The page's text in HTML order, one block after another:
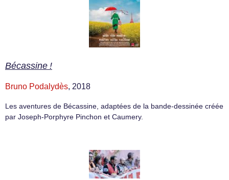
Bécassine !
Bruno Podalydès, 2018
Les aventures de Bécassine, adaptées de la bande-dessinée créée
par Joseph-Porphyre Pinchon et Caumery.